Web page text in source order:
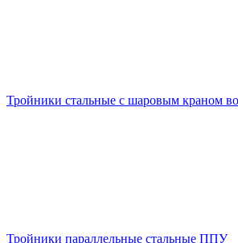
Тройники стальные с шаровым краном
Тройники параллельные стальные ППУ